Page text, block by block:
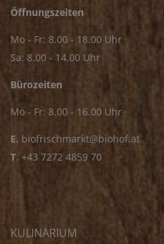
Öffnungszeiten
Mo - Fr: 8.00 - 18.00 Uhr
Sa: 8.00 - 14.00 Uhr
Bürozeiten
Mo - Fr: 8.00 - 16.00 Uhr
E. biofrischmarkt@biohof.at
T. +43 7272 4859 70
KULINARIUM